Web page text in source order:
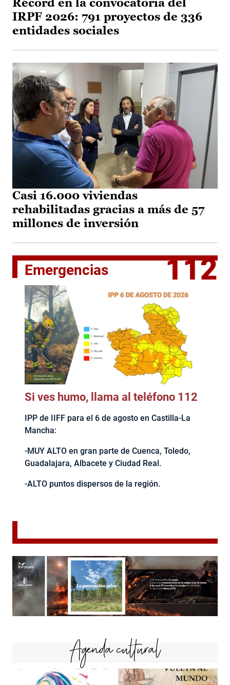
Récord en la convocatoria del
IRPF 2026: 791 proyectos de 336
entidades sociales
Casi 16.000 viviendas
rehabilitadas gracias a más de 57
millones de inversión
Emergencias 112
Si ves humo, llama al teléfono 112
IPP de IIFF para el 6 de agosto en Castilla-La
Mancha:
-MUY ALTO en gran parte de Cuenca, Toledo,
Guadalajara, Albacete y Ciudad Real.
-ALTO puntos dispersos de la región.
Agenda cultural